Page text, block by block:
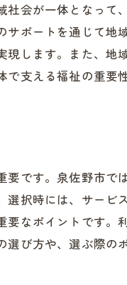
泉佐野市の高齢化
密着型支援の強み
会が一体となって
ポートを通じて地
します。また、地
支える福祉の重要
です。泉佐野市で
択時には、サービ
なポイントです
び方や、選ぶ際の